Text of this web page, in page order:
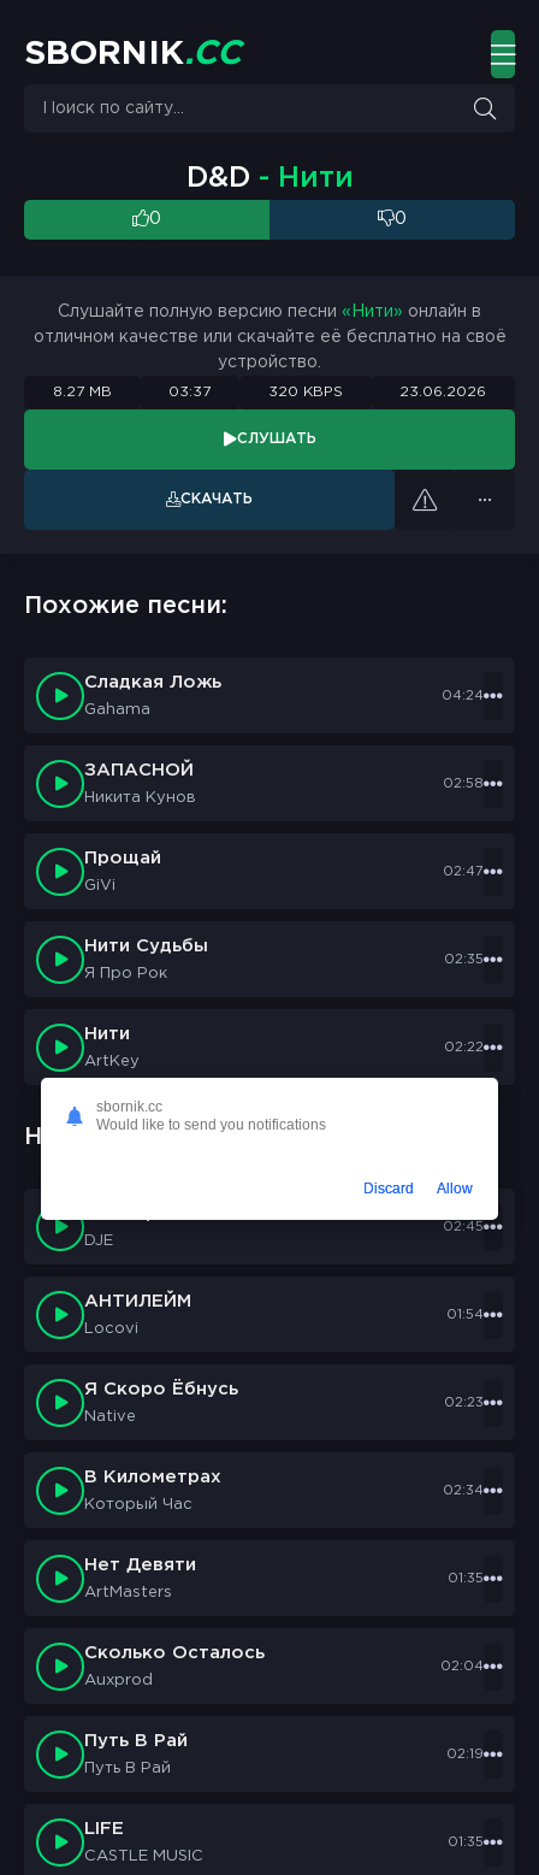
S BO R N K.CC
D&D - Нити
0 0
Слушайте полную версию песни «Нити» онлайн в
отличном качестве или скачайте её бесплатно на своё
устройство.
8.27 MB 03:37 320 KBPS 23.06.2026
СЛУШАТЬ
СКАЧАТЬ
Похожие песни:
Сладкая Ложь
Gahama
04:24
ЗАПАСНОЙ
Никита Кунов
02:58
Прощай
GiVi
02:47
Нити Судьбы
Я Про Рок
02:35
Нити
ArtKey
02:22
Новые треки:
DJE
02:45
АНТИЛЕЙМ
Locovi
01:54
Я Скоро Ёбнусь
Native
02:23
В Километрах
Который Час
02:34
Нет Девяти
ArtMasters
01:35
Сколько Осталось
Auxprod
02:04
Путь В Рай
Путь В Рай
02:19
LIFE
CASTLE MUSIC
01:35
sbornik.cc
Would like to send you notifications
Discard Allow